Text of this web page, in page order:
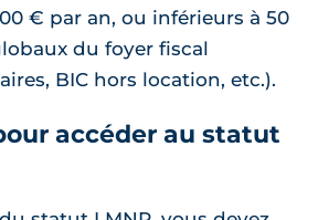
€ par an, ou inférieurs à 50
du foyer fiscal
BIC hors location, etc.).
accéder au statut